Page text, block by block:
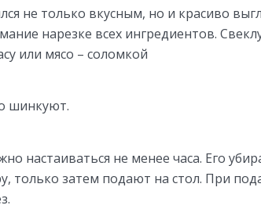
не только вкусным, но и красиво
нарезке всех ингредиентов.
или мясо – соломкой
шинкуют.
настаиваться не менее часа. Его
только затем подают на стол. При